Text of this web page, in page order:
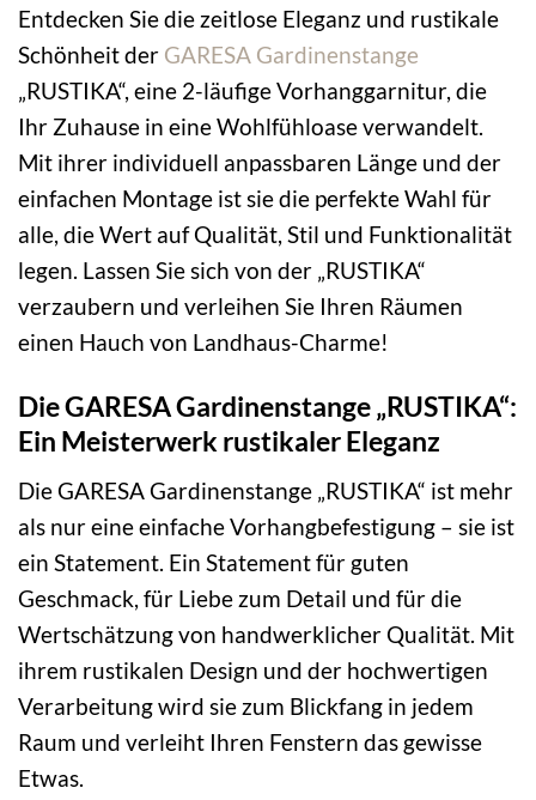
Entdecken Sie die zeitlose Eleganz und rustikale
Schönheit der GARESA Gardinenstange
„RUSTIKA“, eine 2-läufige Vorhanggarnitur, die
Ihr Zuhause in eine Wohlfühloase verwandelt.
Mit ihrer individuell anpassbaren Länge und der
einfachen Montage ist sie die perfekte Wahl für
alle, die Wert auf Qualität, Stil und Funktionalität
legen. Lassen Sie sich von der „RUSTIKA“
verzaubern und verleihen Sie Ihren Räumen
einen Hauch von Landhaus-Charme!
Die GARESA Gardinenstange „RUSTIKA“:
Ein Meisterwerk rustikaler Eleganz
Die GARESA Gardinenstange „RUSTIKA“ ist mehr
als nur eine einfache Vorhangbefestigung – sie ist
ein Statement. Ein Statement für guten
Geschmack, für Liebe zum Detail und für die
Wertschätzung von handwerklicher Qualität. Mit
ihrem rustikalen Design und der hochwertigen
Verarbeitung wird sie zum Blickfang in jedem
Raum und verleiht Ihren Fenstern das gewisse
Etwas.